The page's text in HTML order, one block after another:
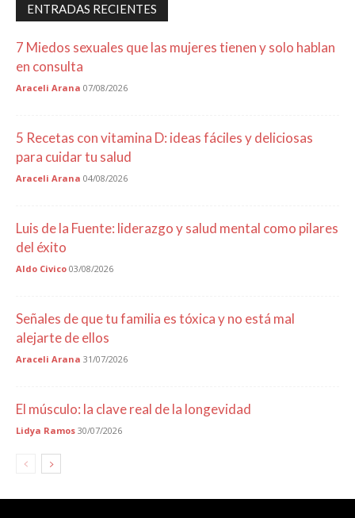
ENTRADAS RECIENTES
7 Miedos sexuales que las mujeres tienen y solo hablan
en consulta
Araceli Arana 07/08/2026
5 Recetas con vitamina D: ideas fáciles y deliciosas
para cuidar tu salud
Araceli Arana 04/08/2026
Luis de la Fuente: liderazgo y salud mental como pilares
del éxito
Aldo Civico 03/08/2026
Señales de que tu familia es tóxica y no está mal
alejarte de ellos
Araceli Arana 31/07/2026
El músculo: la clave real de la longevidad
Lidya Ramos 30/07/2026